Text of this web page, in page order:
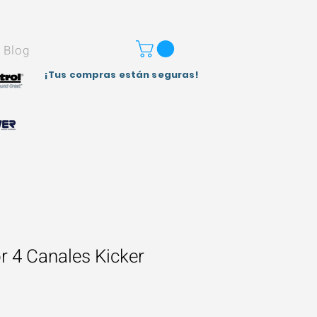
Blog
¡Tus compras están seguras!
4 Canales Kicker